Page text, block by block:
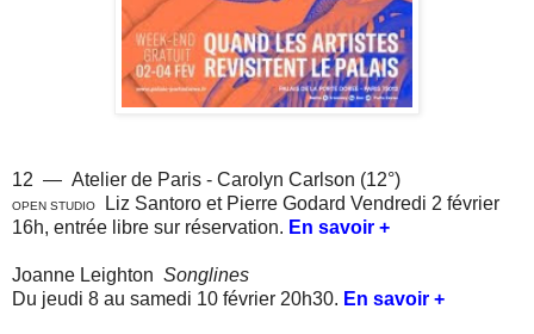
12 — Atelier de Paris - Carolyn Carlson (12°)
OPEN STUDIO Liz Santoro et Pierre Godard Vendredi 2 février
16h, entrée libre sur réservation. En savoir +
Joanne Leighton Songlines
Du jeudi 8 au samedi 10 février 20h30. En savoir +